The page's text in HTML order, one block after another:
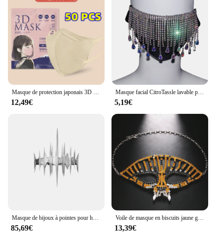
Masque de protection japonais 3D stéréoscopique pour adulte, 3 couches, petit visage, respirant, version coréenne, 6mm de large, sangle d'oreille
12,49€
Masque facial CitroTassle lavable pour femmes, couvre-visage décoratif, bijoux, nouveauté, boîte de nuit, fête
5,19€
Masque de bijoux à pointes pour hommes et femmes, sens métallique euraméricain, masque punk gothique réglable, bijoux qualifiée aux sexy
85,69€
Voile de masque en biscuits jaune guépard sexy pour hommes et femmes, accessoires de masque Tim ade, costume d'Halloween, bijoux de visage en cristal Rave
13,39€